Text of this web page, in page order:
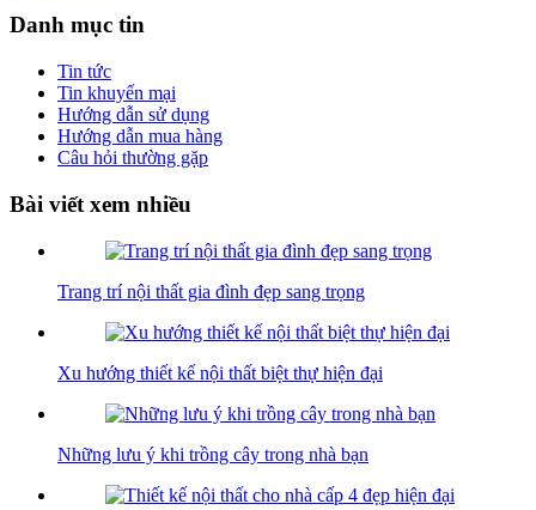
Danh mục tin
Tin tức
Tin khuyến mại
Hướng dẫn sử dụng
Hướng dẫn mua hàng
Câu hỏi thường gặp
Bài viết xem nhiều
Trang trí nội thất gia đình đẹp sang trọng
Xu hướng thiết kế nội thất biệt thự hiện đại
Những lưu ý khi trồng cây trong nhà bạn